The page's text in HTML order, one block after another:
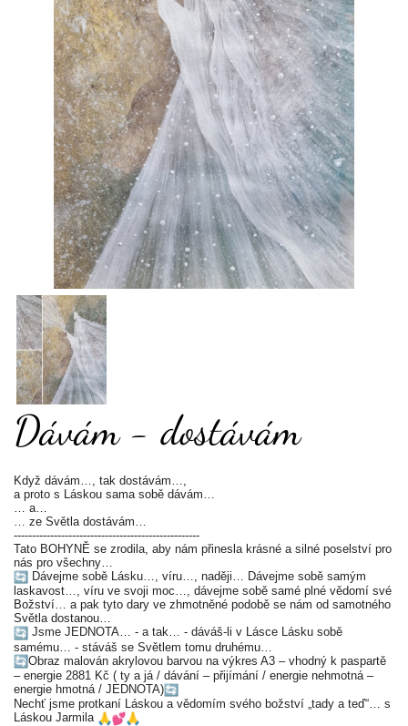
Dávám - dostávám
Když dávám…, tak dostávám…,
a proto s Láskou sama sobě dávám…
… a…
… ze Světla dostávám…
---------------------------------------------------
Tato BOHYNĚ se zrodila, aby nám přinesla krásné a silné poselství pro
nás pro všechny…
Dávejme sobě Lásku…, víru…, naději… Dávejme sobě samým
laskavost…, víru ve svoji moc…, dávejme sobě samé plné vědomí své
Božství… a pak tyto dary ve zhmotněné podobě se nám od samotného
Světla dostanou…
Jsme JEDNOTA… - a tak… - dáváš-li v Lásce Lásku sobě
samému… - stáváš se Světlem tomu druhému…
Obraz malován akrylovou barvou na výkres A3 – vhodný k paspartě
– energie 2881 Kč ( ty a já / dávání – přijímání / energie nehmotná –
energie hmotná / JEDNOTA)
Nechť jsme protkaní Láskou a vědomím svého božství „tady a teď“… s
Láskou Jarmila